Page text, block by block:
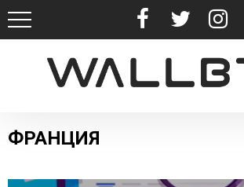
ФРАНЦИЯ